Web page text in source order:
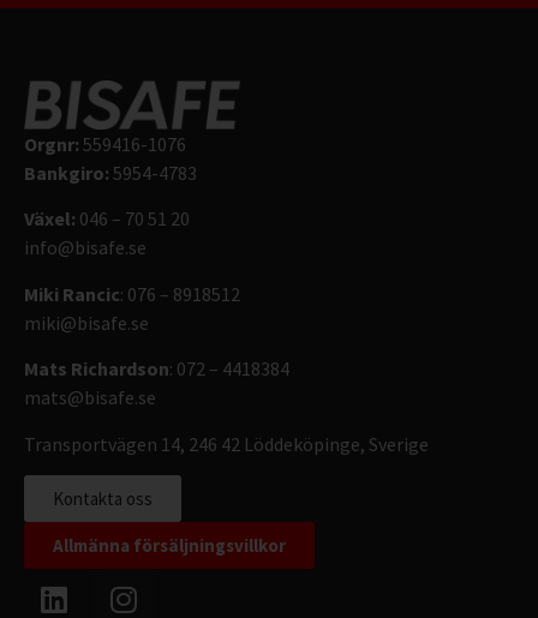
Orgnr: 559416-1076
Bankgiro: 5954-4783
Växel: 046 – 70 51 20
info@bisafe.se
Miki Rancic: 076 – 8918512
miki@bisafe.se
Mats Richardson: 072 – 4418384
mats@bisafe.se
Transportvägen 14, 246 42 Löddeköpinge, Sverige
Kontakta oss
Allmänna försäljningsvillkor